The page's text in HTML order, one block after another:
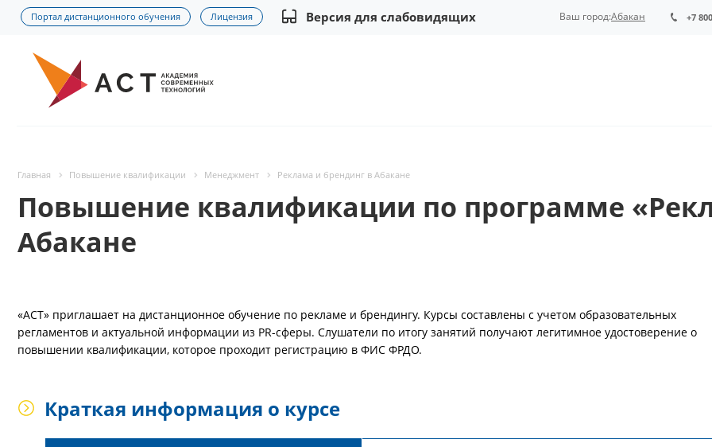
Портал дистанционного обучения Лицензия Версия для слабовидящих +7
Ваш город:Абакан
Главная Повышение квалификации Менеджмент Реклама и брендинг в Абакане
Повышение квалификации по программе
Абакане
«АСТ» приглашает на дистанционное обучение по рекламе и брендингу. Курсы составлены с учетом образовательных
регламентов и актуальной информации из PR-сферы. Слушатели по итогу занятий получают легитимное удостоверение о
повышении квалификации, которое проходит регистрацию в ФИС ФРДО.
Краткая информация о курсе